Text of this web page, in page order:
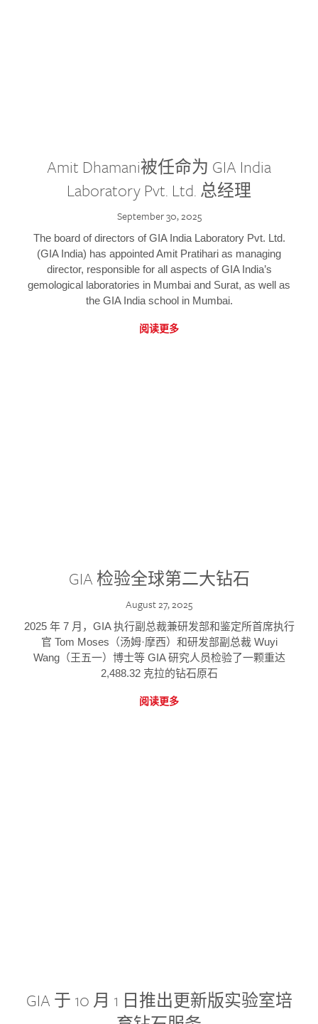
Amit Dhamani被任命为 GIA India
Laboratory Pvt. Ltd. 总经理
September 30, 2025
The board of directors of GIA India Laboratory Pvt. Ltd.
(GIA India) has appointed Amit Pratihari as managing
director, responsible for all aspects of GIA India’s
gemological laboratories in Mumbai and Surat, as well as
the GIA India school in Mumbai.
阅读更多
GIA 检验全球第二大钻石
August 27, 2025
2025 年 7 月，GIA 执行副总裁兼研发部和鉴定所首席执行
官 Tom Moses（汤姆·摩西）和研发部副总裁 Wuyi
Wang（王五一）博士等 GIA 研究人员检验了一颗重达
2,488.32 克拉的钻石原石
阅读更多
GIA 于 10 月 1 日推出更新版实验室培